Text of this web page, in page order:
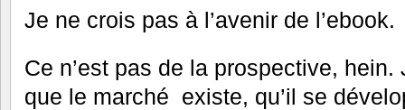
Je ne crois pas à l’avenir de l’ebook.
Ce n’est pas de la prospective,
que le marché existe, qu’il se